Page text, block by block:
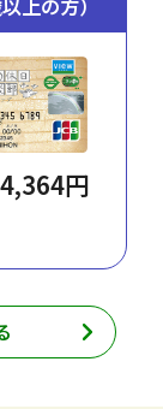
上の方）
4,364円